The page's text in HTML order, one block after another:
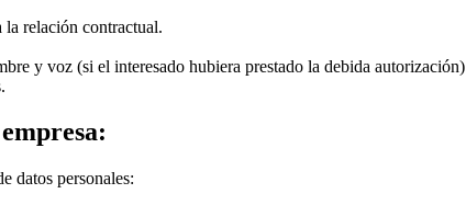
la relación contractual.
y voz (si el interesado hubiera prestado la debida autorización)
datos personales: